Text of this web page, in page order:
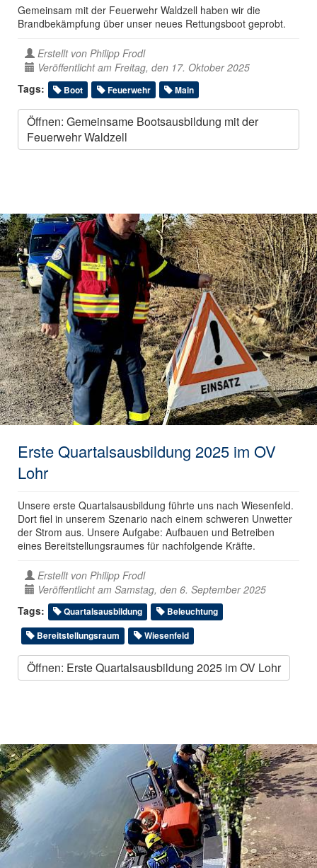
Gemeinsam mit der Feuerwehr Waldzell haben wir die
Brandbekämpfung über unser neues Rettungsboot geprobt.
Erstellt von Philipp Frodl
Veröffentlicht am Freitag, den 17. Oktober 2025
Tags:
Boot Feuerwehr Main
Öffnen: Gemeinsame Bootsausbildung mit der
Feuerwehr Waldzell
Erste Quartalsausbildung 2025 im OV
Lohr
Unsere erste Quartalsausbildung führte uns nach Wiesenfeld.
Dort fiel in unserem Szenario nach einem schweren Unwetter
der Strom aus. Unsere Aufgabe: Aufbauen und Betreiben
eines Bereitstellungsraumes für nachfolgende Kräfte.
Erstellt von Philipp Frodl
Veröffentlicht am Samstag, den 6. September 2025
Tags:
Quartalsausbildung
Beleuchtung
Bereitstellungsraum
Wiesenfeld
Öffnen: Erste Quartalsausbildung 2025 im OV Lohr